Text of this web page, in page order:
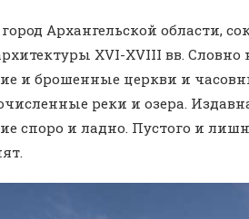
Архангельской области,
XVI-XVIII вв.
и брошенные церкви и
реки и озера.
споро и ладно. Пустого и